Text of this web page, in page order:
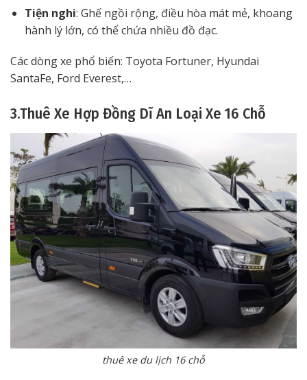
Tiện nghi: Ghế ngồi rộng, điều hòa mát mẻ, khoang
hành lý lớn, có thể chứa nhiều đồ đạc.
Các dòng xe phổ biến: Toyota Fortuner, Hyundai
SantaFe, Ford Everest,…
3.Thuê Xe Hợp Đồng Dĩ An Loại Xe 16 Chỗ
thuê xe du lịch 16 chỗ